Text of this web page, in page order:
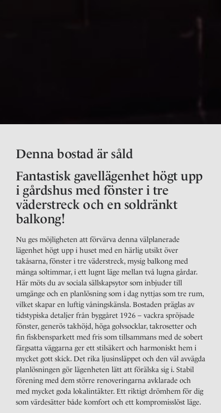
Denna bostad är såld
Fantastisk gavellägenhet högt upp
i gårdshus med fönster i tre
väderstreck och en soldränkt
balkong!
Nu ges möjligheten att förvärva denna välplanerade
lägenhet högt upp i huset med en härlig utsikt över
takåsarna, fönster i tre väderstreck, mysig balkong med
många soltimmar, i ett lugnt läge mellan två lugna gårdar.
Här möts du av sociala sällskapsytor som inbjuder till
umgänge och en planlösning som i dag nyttjas som tre rum,
vilket skapar en luftig våningskänsla. Bostaden präglas av
tidstypiska detaljer från byggåret 1926 – vackra spröjsade
fönster, generös takhöjd, höga golvsocklar, takrosetter och
fin fiskbensparkett med fris som tillsammans med de sobert
färgsatta väggarna ger ett stilsäkert och harmoniskt hem i
mycket gott skick. Det rika ljusinsläppet och den väl avvägda
planlösningen gör lägenheten lätt att förälska sig i. Stabil
förening med dem större renoveringarna avklarade och
med mycket goda lokalintäkter. Ett riktigt drömhem för dig
som värdesätter både komfort och ett kompromisslöst läge.